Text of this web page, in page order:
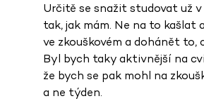
Určitě se snažit studovat už
tak, jak mám. Ne na to kašlat
ve zkouškovém a dohánět to,
Byl bych taky aktivnější na
že bych se pak mohl na
a ne týden.